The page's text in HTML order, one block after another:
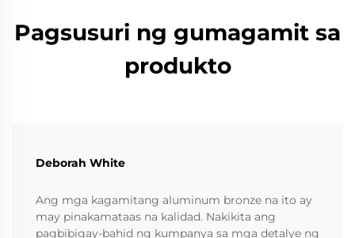
Pagsusuri ng gumagamit sa
produkto
Deborah White
Ang mga kagamitang aluminum bronze na ito ay
may pinakamataas na kalidad. Nakikita ang
pagbibigay-bahid ng kumpanya sa mga detalye ng